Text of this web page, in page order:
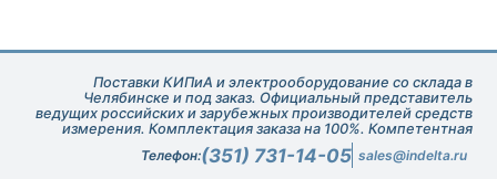
Поставки КИПиА и электрооборудование со склада в
Челябинске и под заказ. Официальный представитель
ведущих российских и зарубежных производителей средств
измерения. Комплектация заказа на 100%. Компетентная
техническая поддержка при подборе оборудования.
Телефон:(351) 731-14-05 sales@indelta.ru